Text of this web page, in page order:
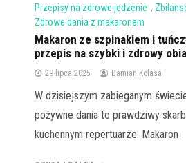
Przepisy na zdrowe jedzenie ,
Zdrowe dania z makaronem
Makaron ze szpinakiem i
przepis na szybki i zdrowy
29 lipca 2025 Damian Kolasa
W dzisiejszym zabieganym
pożywne dania to prawdziwy
kuchennym repertuarze. Makaron